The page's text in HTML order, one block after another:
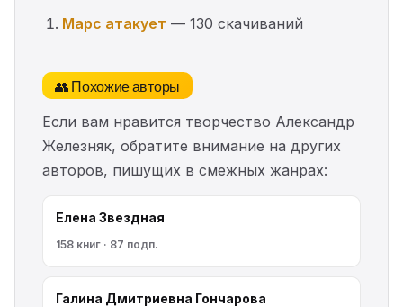
Марс атакует — 130 скачиваний
👥 Похожие авторы
Если вам нравится творчество Александр
Железняк, обратите внимание на других
авторов, пишущих в смежных жанрах:
Елена Звездная
158 книг · 87 подп.
Галина Дмитриевна Гончарова